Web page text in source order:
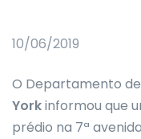
10/06/2019
O Departamento
Yorkinformou que
prédio na 7ª